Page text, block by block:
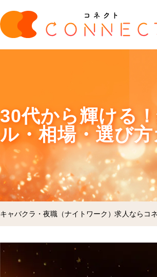
30代から輝ける
ル・相場・選び
キャバクラ・夜職（ナイトワーク）求人ならコ